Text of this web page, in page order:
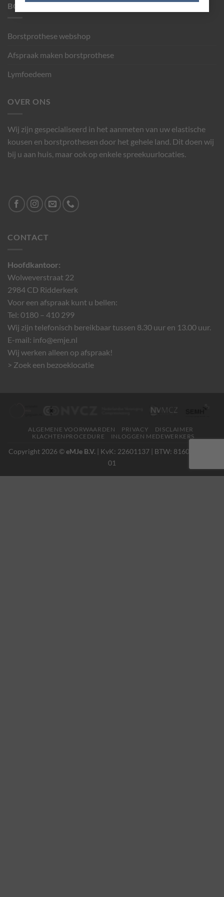
BORSTPROTHESE
Borstprothese webshop
Afspraak maken borstprothese
Lymfoedeem
OVER ONS
Wij zijn gespecialiseerd in het aanmeten van uw elastische
kousen en borstprothesen door het gehele land. Dit doen wij
bij u aan huis, maar ook op enkele spreekuurlocaties.
CONTACT
Hoofdkantoor:
Wolweverstraat 22
2984 CD Ridderkerk
Voor een afspraak kunt u bellen:
Tel: 0180 – 410 299
Wij zijn telefonisch bereikbaar tussen 8.30 uur en 13.00 uur.
E-mail: info@emje.nl
Wij werken alleen op afspraak!
> Zoek een bezoeklocatie
ALGEMENE VOORWAARDEN PRIVACY
DISCLAIMER
KLACHTENPROCEDURE
INLOGGEN MEDEWERKERS
Copyright 2026 ©eMJe B.V. | KvK: 22601137 | BTW: 816002757 B
01